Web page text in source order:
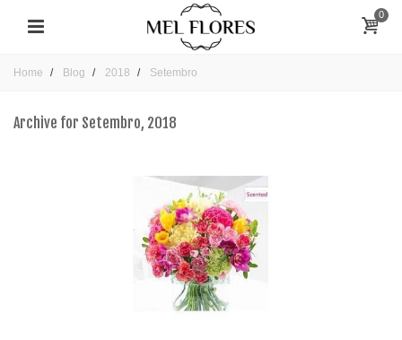
0
Home Blog 2018 Setembro
Archive for Setembro, 2018